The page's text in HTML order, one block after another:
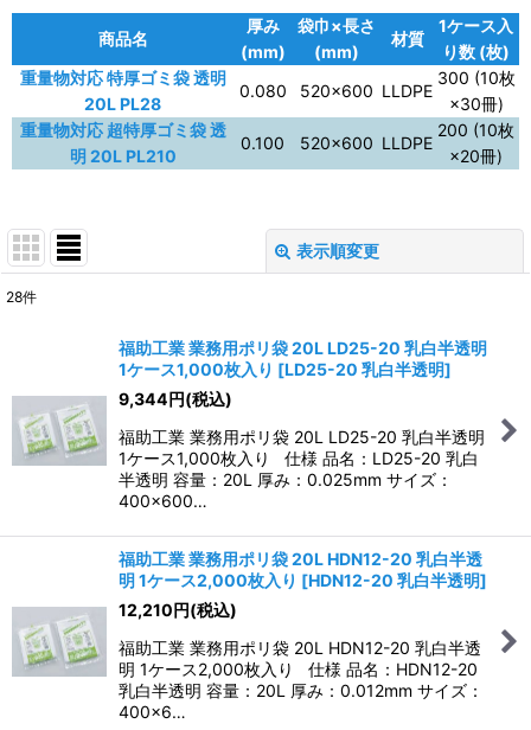
商品名
厚み
(mm)
袋巾×長さ
(mm)
材質
1ケース入
り数 (枚)
重量物対応 特厚ゴミ袋 透明
20L PL28
0.080 520×600 LLDPE
300 (10枚
×30冊)
重量物対応 超特厚ゴミ袋 透
明 20L PL210
0.100 520×600 LLDPE
200 (10枚
×20冊)
表示順変更
絞り込む
28件
福助工業 業務用ポリ袋 20L LD25-20 乳白半透明
1ケース1,000枚入り [LD25-20 乳白半透明]
9,344円(税込)
福助工業 業務用ポリ袋 20L LD25-20 乳白半透明
1ケース1,000枚入り 仕様 品名：LD25-20 乳白
半透明 容量：20L 厚み：0.025mm サイズ：
400×600…
福助工業 業務用ポリ袋 20L HDN12-20 乳白半透
明 1ケース2,000枚入り [HDN12-20 乳白半透明]
12,210円(税込)
福助工業 業務用ポリ袋 20L HDN12-20 乳白半透
明 1ケース2,000枚入り 仕様 品名：HDN12-20
乳白半透明 容量：20L 厚み：0.012mm サイズ：
400×6…